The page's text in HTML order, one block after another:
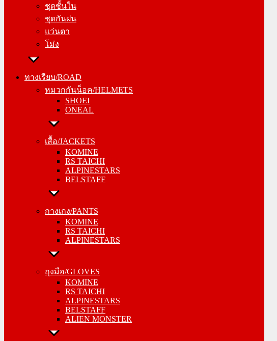
ชุดชั้นใน
ชุดกันฝน
แว่นตา
โม่ง
ทางเรียบ/ROAD
หมวกกันน็อค/HELMETS
SHOEI
ONEAL
เสื้อ/JACKETS
KOMINE
RS TAICHI
ALPINESTARS
BELSTAFF
กางเกง/PANTS
KOMINE
RS TAICHI
ALPINESTARS
ถุงมือ/GLOVES
KOMINE
RS TAICHI
ALPINESTARS
BELSTAFF
ALIEN MONSTER
ชุดกันฝน
แว่นตา
โม่ง
หมวกกันน็อค/HELMETS
SHOEI
ONEAL
KOMINE
RS TAICHI
ALPINESTARS
BELSTAFF
KOMINE
RS TAICHI
ALPINESTARS
KOMINE
RS TAICHI
ALPINESTARS
BELSTAFF
ALIEN MONSTER